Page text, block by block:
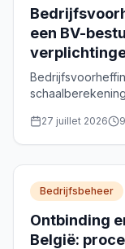
een BV-
27 juillet 2026 9
Bedrijfsbeheer
Ontbinding
België: